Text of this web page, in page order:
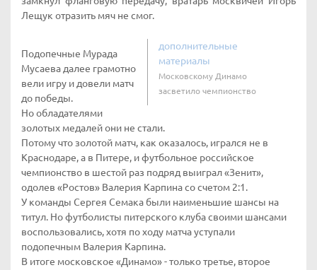
Лещук отразить мяч не смог.
дополнительные
материалы
Московскому Динамо
засветило чемпионство
Подопечные Мурада
Мусаева далее грамотно
вели игру и довели матч
до победы.
Но обладателями
золотых медалей они не стали.
Потому что золотой матч, как оказалось, игрался не в
Краснодаре, а в Питере, и футбольное российское
чемпионство в шестой раз подряд выиграл «Зенит»,
одолев «Ростов» Валерия Карпина со счетом 2:1.
У команды Сергея Семака были наименьшие шансы на
титул. Но футболисты питерского клуба своими шансами
воспользовались, хотя по ходу матча уступали
подопечным Валерия Карпина.
В итоге московское «Динамо» - только третье, второе